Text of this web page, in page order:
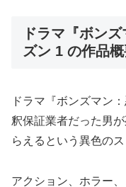
ドラマ『ボン
ズン 1 の作品
ドラマ『ボンズマン
釈保証業者だった男
らえるという異色のス
アクション、ホラー